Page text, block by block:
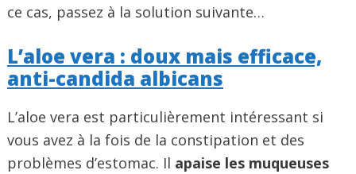
ce cas, passez à la solution suivante…
L’aloe vera : doux mais efficace,
anti-candida albicans
L’aloe vera est particulièrement intéressant si
vous avez à la fois de la constipation et des
problèmes d’estomac. Il apaise les muqueuses